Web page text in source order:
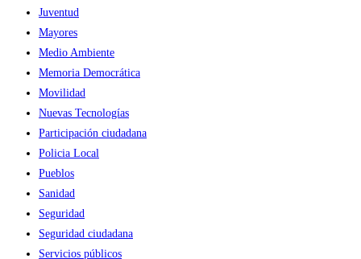
Juventud
Mayores
Medio Ambiente
Memoria Democrática
Movilidad
Nuevas Tecnologías
Participación ciudadana
Policia Local
Pueblos
Sanidad
Seguridad
Seguridad ciudadana
Servicios públicos